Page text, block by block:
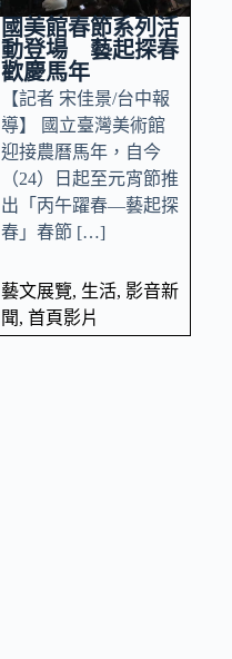
國美館春節系列活
動登場 藝起探春
歡慶馬年
【記者 宋佳景/台中報
導】 國立臺灣美術館
迎接農曆馬年，自今
（24）日起至元宵節推
出「丙午躍春—藝起探
春」春節 […]
藝文展覽, 生活, 影音新
聞, 首頁影片